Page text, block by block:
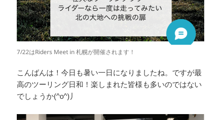
7/22はRiders Meet in 札幌が開催されます！
こんばんは！今日も暑い一日になりましたね。ですが最
高のツーリング日和！楽しまれた皆様も多いのではない
でしょうか(^o^)丿